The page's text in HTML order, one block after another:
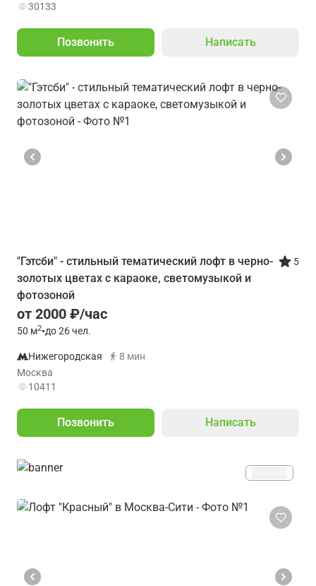
30133
Позвонить Написать
"Гэтсби" - стильный тематический лофт в черно-
золотых цветах с караоке, светомузыкой и
фотозоной
от 2000 ₽/час
50 м2•до 26 чел.
5
Нижегородская
8 мин
Москва
10411
Позвонить Написать